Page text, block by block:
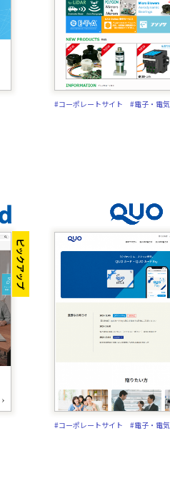
#コーポレートサイト #電子・電気
ピックアップ
#コーポレートサイト #電子・電気